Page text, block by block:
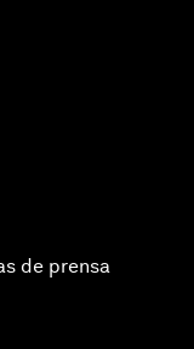
de prensa